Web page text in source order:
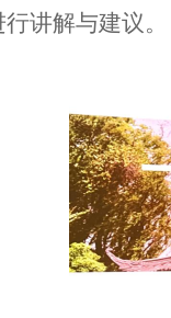
行讲解与建议。